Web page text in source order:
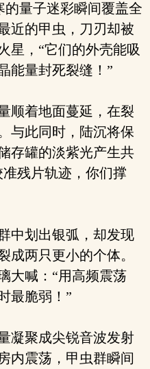
的量子迷彩瞬间覆盖全
近的甲虫，刀刃却被
星，“它们的外壳能吸
能量封死裂缝！”
顺着地面蔓延，在裂
与此同时，陆沉将保
存罐的淡紫光产生共
残片轨迹，你们撑
中划出银弧，却发现
成两只更小的个体。
大喊：“用高频震荡
最脆弱！”
凝聚成尖锐音波发射
内震荡，甲虫群瞬间